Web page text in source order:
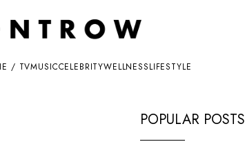
/ TVMUSICCELEBRITYWELLNESSLIFESTYLE
POPULAR POSTS